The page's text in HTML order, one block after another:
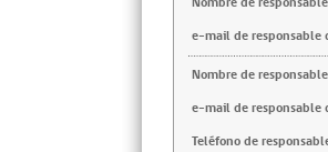
e-mail de responsable
Nombre de
e-mail de responsable
Teléfono de